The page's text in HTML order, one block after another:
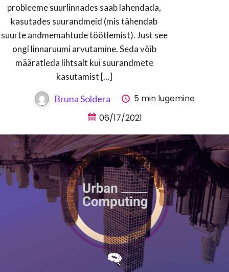
probleeme suurlinnades saab lahendada,
kasutades suurandmeid (mis tähendab
suurte andmemahtude töötlemist). Just see
ongi linnaruumi arvutamine. Seda võib
määratleda lihtsalt kui suurandmete
kasutamist [...]
Bruna Soldera
5 min lugemine
06/17/2021